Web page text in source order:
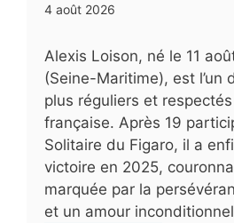
4 août 2026
Alexis Loison, né le 11
(Seine-Maritime), est l’un
plus réguliers et
française. Après 19
Solitaire du Figaro, il a
victoire en 2025,
marquée par la
et un amour